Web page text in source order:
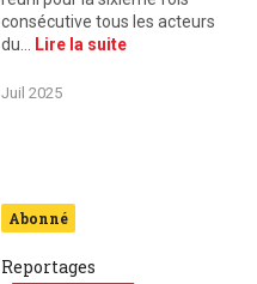
consécutive tous les acteurs
du…
Lire la suite
Juil 2025
Abonné
Reportages